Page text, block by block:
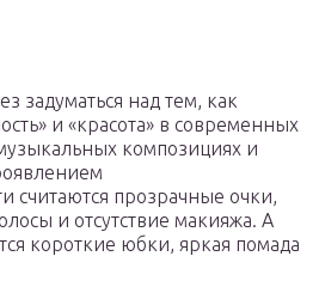
задуматься над тем, как
и «красота» в современных
композициях и
считаются прозрачные очки,
и отсутствие макияжа. А
короткие юбки, яркая помада